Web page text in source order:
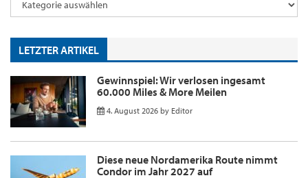
LETZTER ARTIKEL
Gewinnspiel: Wir verlosen ingesamt
60.000 Miles & More Meilen
4. August 2026 by Editor
Diese neue Nordamerika Route nimmt
Condor im Jahr 2027 auf